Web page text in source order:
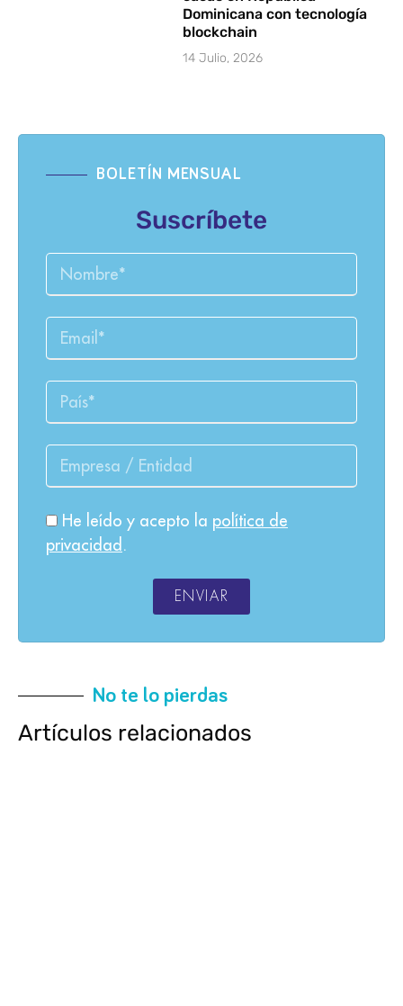
Dominicana con tecnología
blockchain
14 Julio, 2026
BOLETÍN MENSUAL
Suscríbete
He leído y acepto la política de
privacidad .
ENVIAR
No te lo pierdas
Artículos relacionados